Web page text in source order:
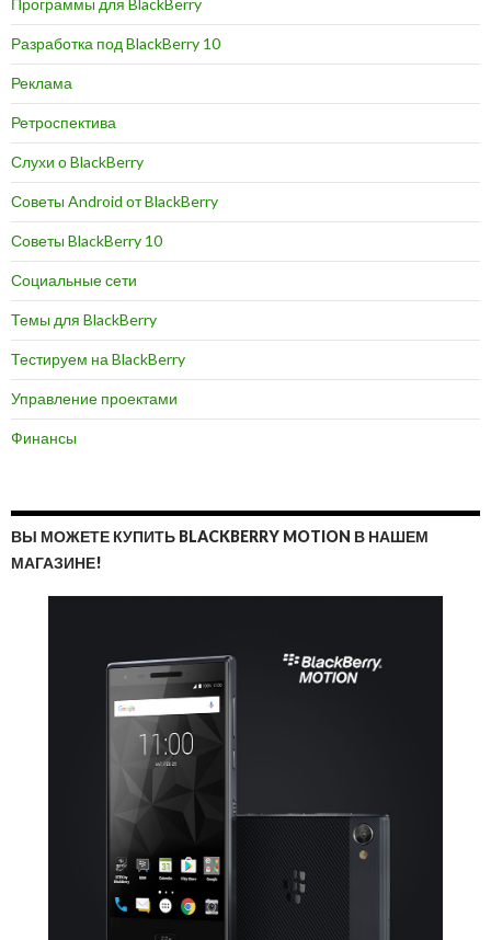
Программы для BlackBerry
Разработка под BlackBerry 10
Реклама
Ретроспектива
Слухи о BlackBerry
Советы Android от BlackBerry
Советы BlackBerry 10
Социальные сети
Темы для BlackBerry
Тестируем на BlackBerry
Управление проектами
Финансы
ВЫ МОЖЕТЕ КУПИТЬ BLACKBERRY MOTION В НАШЕМ
МАГАЗИНЕ!